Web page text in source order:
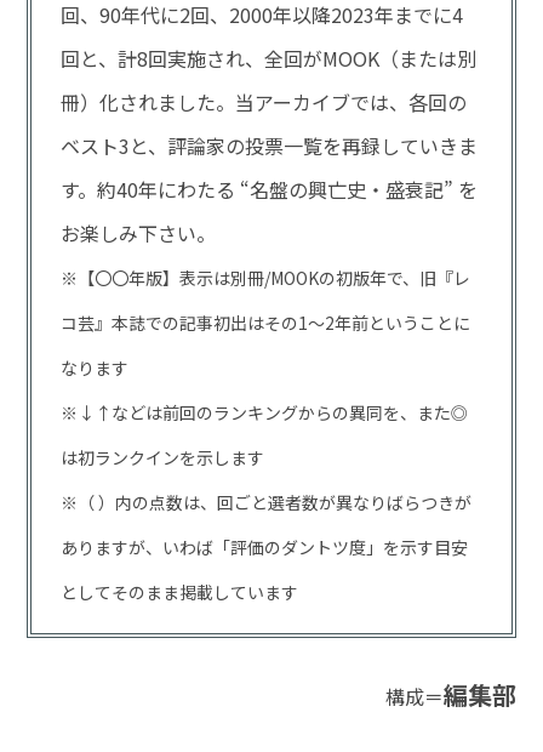
回、90年代に2回、2000年以降2023年までに4
回と、計8回実施され、全回がMOOK（または別
冊）化されました。当アーカイブでは、各回の
ベスト3と、評論家の投票一覧を再録していきま
す。約40年にわたる “名盤の興亡史・盛衰記” を
お楽しみ下さい。
※【〇〇年版】表示は別冊/MOOKの初版年で、旧『レ
コ芸』本誌での記事初出はその1～2年前ということに
なります
※↓↑などは前回のランキングからの異同を、また◎
は初ランクインを示します
※（ ）内の点数は、回ごと選者数が異なりばらつきが
ありますが、いわば「評価のダントツ度」を示す目安
としてそのまま掲載しています
構成＝編集部